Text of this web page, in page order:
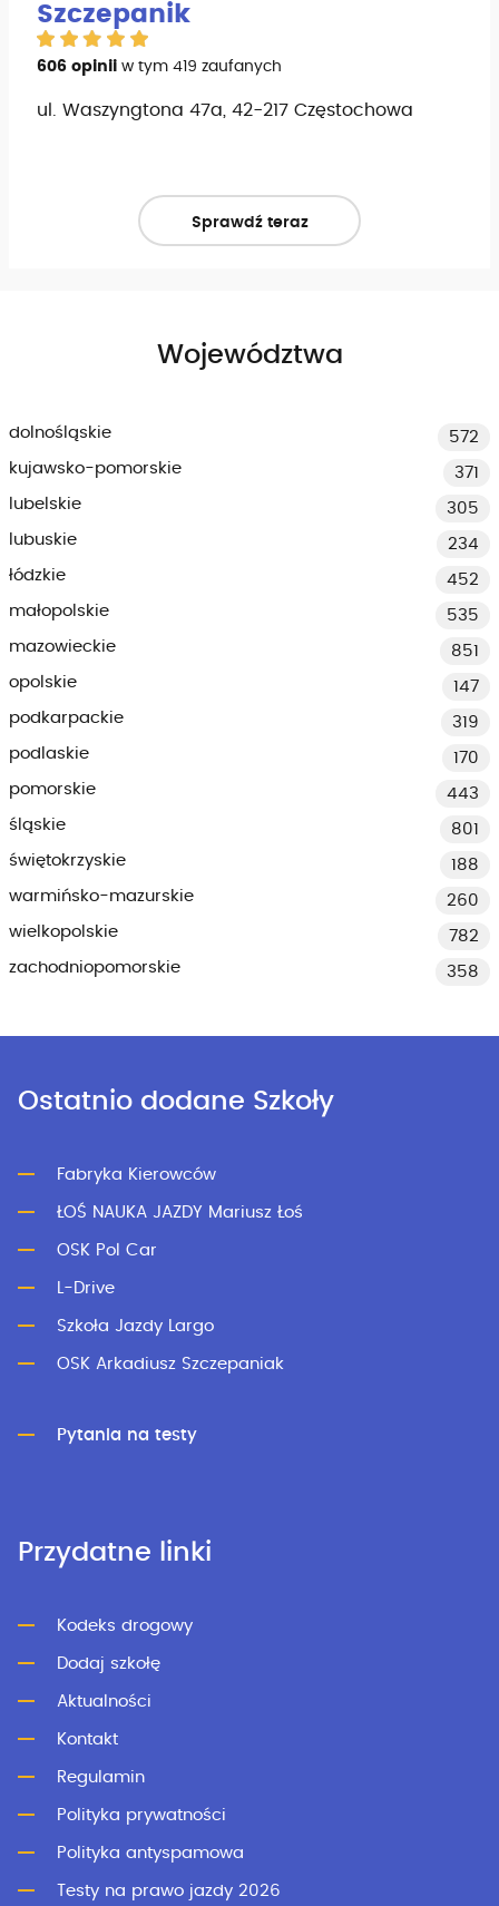
Szczepanik
606 opinii w tym 419 zaufanych
ul. Waszyngtona 47a, 42-217 Częstochowa
Sprawdź teraz
Województwa
dolnośląskie
572
kujawsko-pomorskie
371
lubelskie
305
lubuskie
234
łódzkie
452
małopolskie
535
mazowieckie
851
opolskie
147
podkarpackie
319
podlaskie
170
pomorskie
443
śląskie
801
świętokrzyskie
188
warmińsko-mazurskie
260
wielkopolskie
782
zachodniopomorskie
358
Ostatnio dodane Szkoły
Fabryka Kierowców
ŁOŚ NAUKA JAZDY Mariusz Łoś
OSK Pol Car
L-Drive
Szkoła Jazdy Largo
OSK Arkadiusz Szczepaniak
Pytania na testy
Przydatne linki
Kodeks drogowy
Dodaj szkołę
Aktualności
Kontakt
Regulamin
Polityka prywatności
Polityka antyspamowa
Testy na prawo jazdy 2026